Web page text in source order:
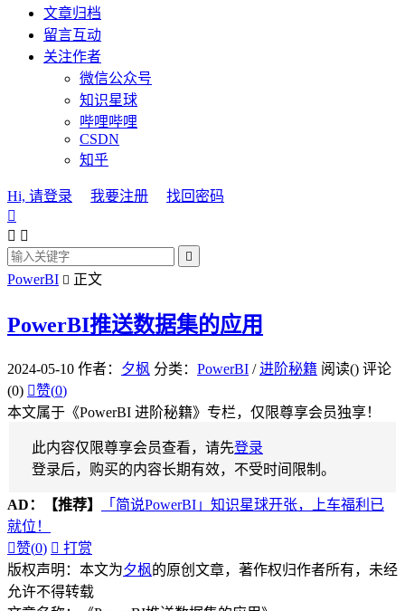
文章归档
留言互动
关注作者
微信公众号
知识星球
哔哩哔哩
CSDN
知乎
Hi, 请登录 我要注册
找回密码

 

PowerBI  正文
PowerBI推送数据集的应用
2024-05-10 作者： 夕枫 分类： PowerBI /进阶秘籍 阅读() 评论
(0) 赞(0)
本文属于《PowerBI 进阶秘籍》专栏，仅限尊享会员独享！
此内容仅限尊享会员查看，请先登录
登录后，购买的内容长期有效，不受时间限制。
AD： 【推荐】
「简说PowerBI」知识星球开张，上车福利已
就位！
赞(0)  打赏
版权声明：本文为夕枫的原创文章，著作权归作者所有，未经
允许不得转载